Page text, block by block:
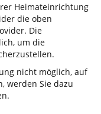
Heimateinrichtung
die oben
Die
um die
nicht möglich, auf
werden Sie dazu